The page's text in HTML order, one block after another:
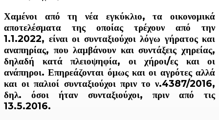
Χαμένοι από τη νέα εγκύκλιο, τα οικονομικά
αποτελέσματα της οποίας τρέχουν από την
1.1.2022, είναι οι συνταξιούχοι λόγω γήρατος και
αναπηρίας, που λαμβάνουν και συντάξεις χηρείας,
δηλαδή κατά πλειοψηφία, οι χήροι/ες και οι
ανάπηροι. Επηρεάζονται όμως και οι αγρότες αλλά
και οι παλιοί συνταξιούχοι πριν το ν.4387/2016,
δηλ. όσοι ήταν συνταξιούχοι, πριν από τις
13.5.2016.